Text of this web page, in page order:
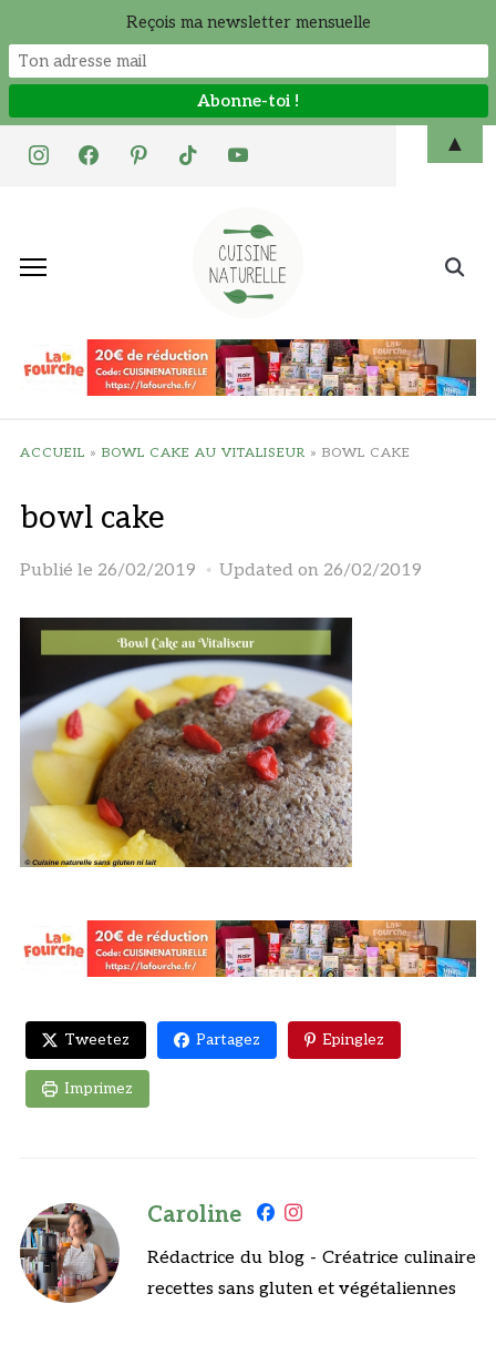
instagramfacebookpinteresttiktok youtube
Search
ACCUEIL » BOWL CAKE AU VITALISEUR » BOWL CAKE
bowl cake
Publié le 26/02/2019 Updated on 26/02/2019
Tweetez Partagez Epinglez
Imprimez
Caroline
Rédactrice du blog - Créatrice culinaire
recettes sans gluten et végétaliennes
Reçois ma newsletter mensuelle
▲